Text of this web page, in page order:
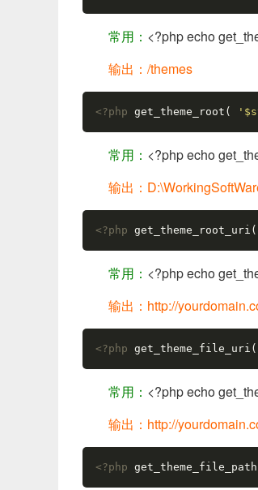
常用： <?php echo
输出：/themes
<?php get_theme_root(
常用： <?php echo
输出：
<?php
常用： <?php echo
输出：http://
<?php get_theme_file_uri(
常用： <?php echo
输出：http://
<?php